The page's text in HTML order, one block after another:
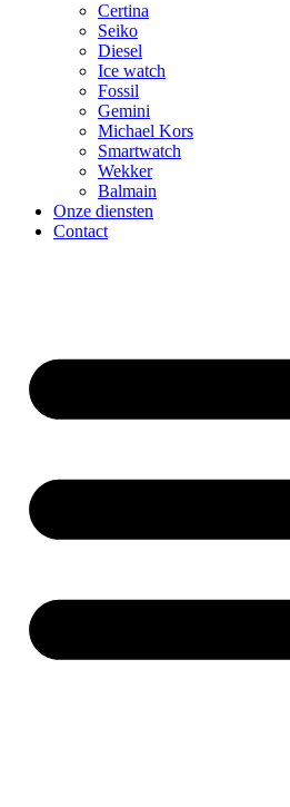
Certina
Seiko
Diesel
Ice watch
Fossil
Gemini
Michael Kors
Smartwatch
Wekker
Balmain
Onze diensten
Contact